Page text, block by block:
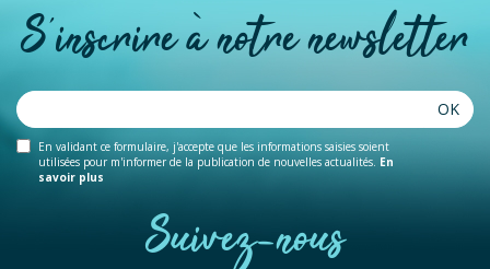
S'inscrire à notre newsletter
En validant ce formulaire, j'accepte que les informations saisies soient
utilisées pour m'informer de la publication de nouvelles actualités. En
savoir plus
OK
Suivez-nous